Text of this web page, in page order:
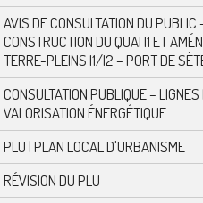
AVIS DE CONSULTATION DU
CONSTRUCTION DU QUAI I1 ET
TERRE-PLEINS I1/I2 – PORT DE
CONSULTATION PUBLIQUE – LIGNES
VALORISATION ÉNERGÉTIQUE
PLU | PLAN LOCAL D'URBANISME
RÉVISION DU PLU